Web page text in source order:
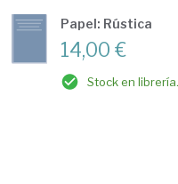
Papel: Rústica
14,00 €
Stock en